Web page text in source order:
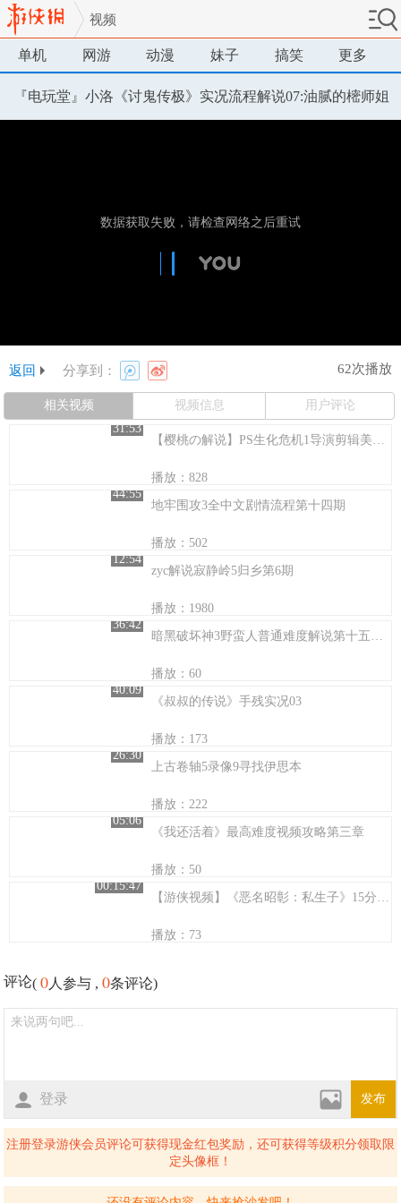
视频
单机 网游 动漫 妹子 搞笑 更多
『电玩堂』小洛《讨鬼传极》实况流程解说07:油腻的樒师姐
返回 分享到： 62次播放
相关视频 视频信息
用户评论
31:53
【樱桃の解说】PS生化危机1导演剪辑美版克里斯流程解说第一段
播放：828
44:55
地牢围攻3全中文剧情流程第十四期
播放：502
12:54
zyc解说寂静岭5归乡第6期
播放：1980
36:42
暗黑破坏神3野蛮人普通难度解说第十五期(超清版)
播放：60
40:09
《叔叔的传说》手残实况03
播放：173
26:30
上古卷轴5录像9寻找伊思本
播放：222
05:06
《我还活着》最高难度视频攻略第三章
播放：50
00:15:47
【游侠视频】《恶名昭彰：私生子》15分钟试玩演示
播放：73
评论(0 人参与 ,0条评论)
登录 发布
注册登录游侠会员评论可获得现金红包奖励，还可获得等级积分领取限
定头像框！